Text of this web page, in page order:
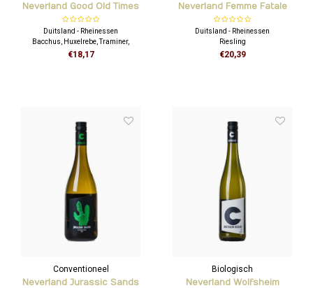
Neverland Good Old Times
Duitsland - Rheinessen
Bacchus, Huxelrebe, Traminer,
Scheurebe
€18,17
Neverland Femme Fatale
Riesling
Duitsland - Rheinessen
Riesling
€20,39
Conventioneel
Neverland Jurassic Sands
Biologisch
Neverland Wolfsheim